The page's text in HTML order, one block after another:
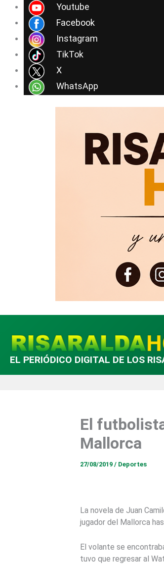
Youtube
Facebook
Instagram
TikTok
X
WhatsApp
contenido
EL PERIÓDICO DIGITAL DE LOS
El
Mallorca
27/08/2019 / Deportes
La novela de Juan
jugador del Mallorca
El volante se
tuvo que regresar al